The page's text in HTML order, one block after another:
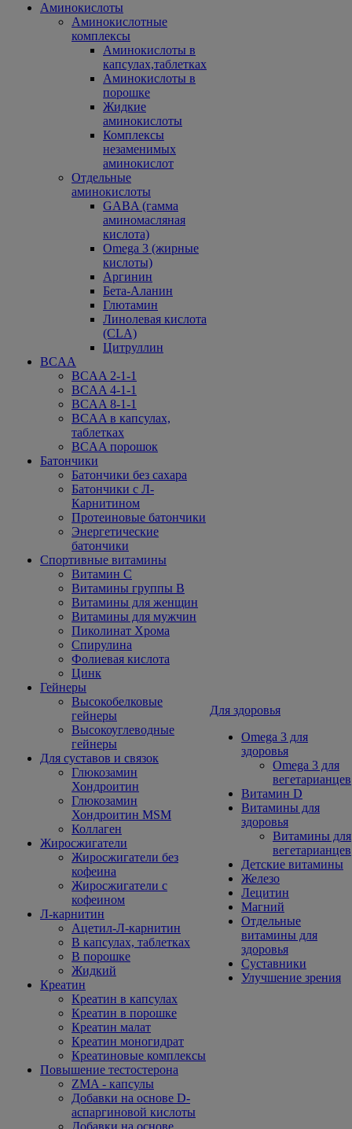
Аминокислоты
Аминокислотные
комплексы
Аминокислоты в
капсулах,таблетках
Аминокислоты в
порошке
Жидкие
аминокислоты
Комплексы
незаменимых
аминокислот
Отдельные
аминокислоты
GABA (гамма
аминомасляная
кислота)
Omega 3 (жирные
кислоты)
Аргинин
Бета-Аланин
Глютамин
Линолевая кислота
(CLA)
Цитруллин
BCAA
BCAA 2-1-1
BCAA 4-1-1
BCAA 8-1-1
BCAA в капсулах,
таблетках
BCAA порошок
Батончики
Батончики без сахара
Батончики с Л-
Карнитином
Протеиновые батончики
Энергетические
батончики
Спортивные витамины
Витамин С
Витамины группы В
Витамины для женщин
Витамины для мужчин
Пиколинат Хрома
Спирулина
Фолиевая кислота
Цинк
Гейнеры
Высокобелковые
гейнеры
Высокоуглеводные
гейнеры
Для суставов и связок
Глюкозамин
Хондроитин
Глюкозамин
Хондроитин MSM
Коллаген
Жиросжигатели
Жиросжигатели без
кофеина
Жиросжигатели с
кофеином
Л-карнитин
Ацетил-Л-карнитин
В капсулах, таблетках
В порошке
Жидкий
Креатин
Креатин в капсулах
Креатин в порошке
Креатин малат
Креатин моногидрат
Креатиновые комплексы
Повышение тестостерона
ZMA - капсулы
Добавки на основе D-
аспаргиновой кислоты
Добавки на основе
Для здоровья
Omega 3 для
здоровья
Omega 3 для
вегетарианцев
Витамин D
Витамины для
здоровья
Витамины для
вегетарианцев
Детские витамины
Железо
Лецитин
Магний
Отдельные
витамины для
здоровья
Суставники
Улучшение зрения